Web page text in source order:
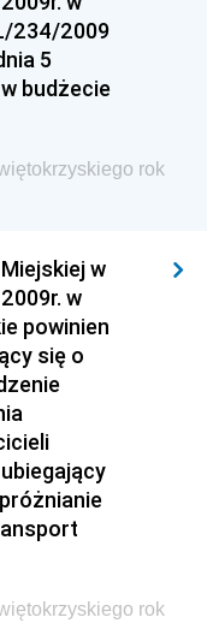
i
Morskiej i
i Finansów
Górniczego
Transportu
i
i Rozwoju
Archiwów
Inwestycji i
234/2009
5
budżecie
rok
w
w
powinien
się o
rok